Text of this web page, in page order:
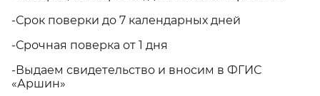
-Срок поверки до 7 календарных дней
-Срочная поверка от 1 дня
-Выдаем свидетельство и вносим в ФГИС
«Аршин»